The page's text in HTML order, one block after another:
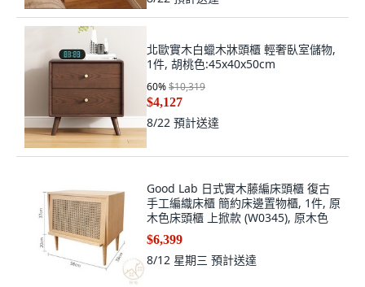
北歐實木白蠟木牀頭櫃 輕奢臥室儲物,
1件, 胡桃色:45x40x50cm
60%$10,319
$4,127
8/22 預計送達
Good Lab 日式實木藤編床頭櫃 復古
手工編織床櫃 簡約床邊置物櫃, 1件, 原
木色床頭櫃 上掀款 (W0345), 原木色
$6,399
8/12 星期三 預計送達